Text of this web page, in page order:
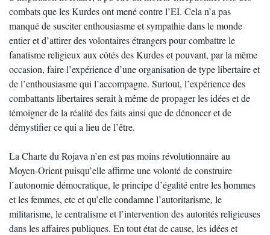
combats que les Kurdes ont mené contre l’EI. Cela n’a pas
manqué de susciter enthousiasme et sympathie dans le monde
entier et d’attirer des volontaires étrangers pour combattre le
fanatisme religieux aux côtés des Kurdes et pouvant, par la même
occasion, faire l’expérience d’une organisation de type libertaire et
de l’enthousiasme qui l’accompagne. Surtout, l’expérience des
combattants libertaires serait à même de propager les idées et de
témoigner de la réalité des faits ainsi que de dénoncer et de
démystifier ce qui a lieu de l’être.
La Charte du Rojava n’en est pas moins révolutionnaire au
Moyen-Orient puisqu’elle affirme une volonté de construire
l’autonomie démocratique, le principe d’égalité entre les hommes
et les femmes, etc et qu’elle condamne l’autoritarisme, le
militarisme, le centralisme et l’intervention des autorités religieuses
dans les affaires publiques. En tout état de cause, les idées et